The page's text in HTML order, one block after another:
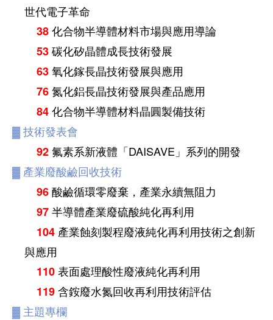
世代電子革命
38化合物半導體材料市場與應用導論
53碳化矽晶體成長技術發展
63氧化鎵長晶技術發展與應用
76氮化鋁長晶技術發展與產品應用
84化合物半導體材料晶圓製備技術
▓技術發表會
92氟素系新液體「DAISAVE」系列的開發
▓ 產業廢酸鹼回收技術
96酸鹼循環零廢棄，產業永續無阻力
97半導體產業廢硫酸純化再利用
104 產業蝕刻製程廢液純化再利用技術之創新
與應用
110表面處理酸性廢液純化再利用
119含銨廢水氮回收再利用技術評估
▓ 主題專欄